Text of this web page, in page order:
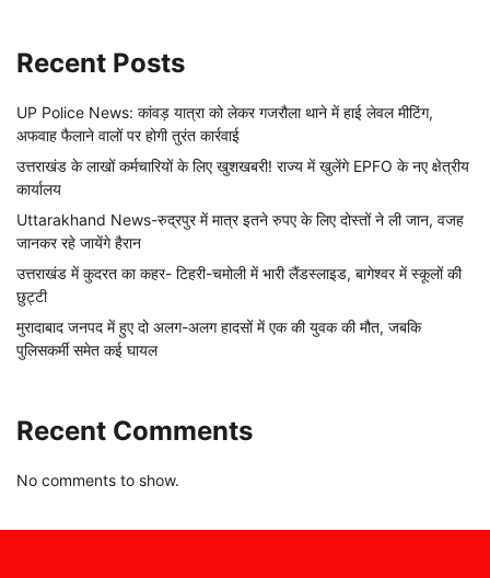
Recent Posts
UP Police News: कांवड़ यात्रा को लेकर गजरौला थाने में हाई लेवल मीटिंग,
अफवाह फैलाने वालों पर होगी तुरंत कार्रवाई
उत्तराखंड के लाखों कर्मचारियों के लिए खुशखबरी! राज्य में खुलेंगे EPFO के नए क्षेत्रीय
कार्यालय
Uttarakhand News-रुद्रपुर में मात्र इतने रुपए के लिए दोस्तों ने ली जान, वजह
जानकर रहे जायेंगे हैरान
उत्तराखंड में कुदरत का कहर- टिहरी-चमोली में भारी लैंडस्लाइड, बागेश्वर में स्कूलों की
छुट्टी
मुरादाबाद जनपद में हुए दो अलग-अलग हादसों में एक की युवक की मौत, जबकि
पुलिसकर्मी समेत कई घायल
Recent Comments
No comments to show.